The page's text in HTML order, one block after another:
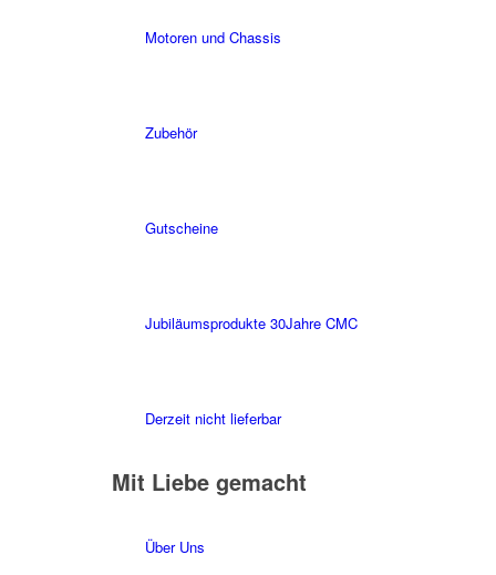
Motoren und Chassis
Zubehör
Gutscheine
Jubiläumsprodukte 30Jahre CMC
Derzeit nicht lieferbar
Mit Liebe gemacht
Über Uns